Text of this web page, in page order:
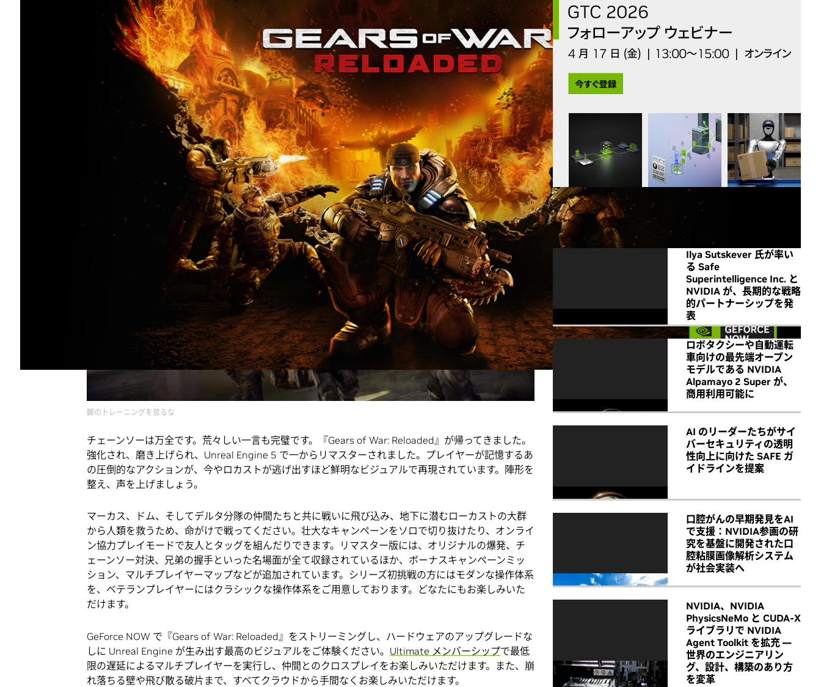
COG の皆さん、覚悟せよ —— 立ち上がるのはローカストだけではありません。Coalition の伝説的シ
ューター『Gears of War: Reloaded』がGeForce NOW にて初日から配信開始します。
しかし、これは始まりに過ぎません。今回の GFN ブログでは、Ubisoft の『The Rogue Prince of
Persia』をはじめとする 7 タイトルが GeForce NOW ライブラリに追加されます。この作品は、電撃的
な 2D ローグライクアクション プラットフォーマーです。
さらなる闘志、さらなるギアーズ
脚のトレーニングを怠るな
チェーンソーは万全です。荒々しい一言も完璧です。『Gears of War: Reloaded』が帰ってきました。
強化され、磨き上げられ、Unreal Engine 5 で一からリマスターされました。プレイヤーが記憶するあ
の圧倒的なアクションが、今やロカストが逃げ出すほど鮮明なビジュアルで再現されています。陣形を
整え、声を上げましょう。
マーカス、ドム、そしてデルタ分隊の仲間たちと共に戦いに飛び込み、地下に潜むローカストの大群
から人類を救うため、命がけで戦ってください。壮大なキャンペーンをソロで切り抜けたり、オンライ
ン協力プレイモードで友人とタッグを組んだりできます。リマスター版には、オリジナルの爆発、チ
ェーンソー対決、兄弟の握手といった名場面が全て収録されているほか、ボーナスキャンペーンミッ
ション、マルチプレイヤーマップなどが追加されています。シリーズ初挑戦の方にはモダンな操作体系
を、ベテランプレイヤーにはクラシックな操作体系をご用意しております。どなたにもお楽しみいた
だけます。
GeForce NOW で『Gears of War: Reloaded』をストリーミングし、ハードウェアのアップグレードな
しに Unreal Engine が生み出す最高のビジュアルをご体験ください。 Ultimate メンバーシップで最低
限の遅延によるマルチプレイヤーを実行し、仲間とのクロスプレイをお楽しみいただけます。また、崩
れ落ちる壁や飛び散る破片まで、すべてクラウドから手間なくお楽しみいただけます。
All NVIDIA News
Ilya Sutskever 氏が率い
る Safe
Superintelligence Inc. と
NVIDIA が、長期的な戦略
的パートナーシップを発
表
ロボタクシーや自動運転
車向けの最先端オープン
モデルである NVIDIA
Alpamayo 2 Super が、
商用利用可能に
AI のリーダーたちがサイ
バーセキュリティの透明
性向上に向けた SAFE ガ
イドラインを提案
口腔がんの早期発見をAI
で支援：NVIDIA参画の研
究を基盤に開発された口
腔粘膜画像解析システム
が社会実装へ
NVIDIA、NVIDIA
PhysicsNeMo と CUDA-X
ライブラリで NVIDIA
Agent Toolkit を拡充 ―
世界のエンジニアリン
グ、設計、構築のあり方
を変革